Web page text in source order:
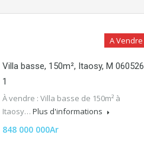
A Vendre
Villa basse, 150m², Itaosy, M 060526
1
À vendre : Villa basse de 150m² à
Itaosy… Plus d'informations
848 000 000Ar